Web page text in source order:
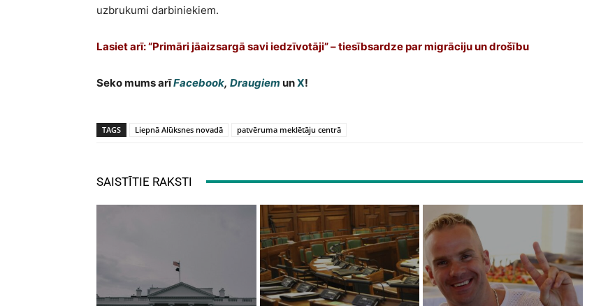
uzbrukumi darbiniekiem.
Lasiet arī: “Primāri jāaizsargā savi iedzīvotāji” – tiesībsardze par migrāciju un drošību
Seko mums arīFacebook, Draugiem unX!
TAGS Liepnā Alūksnes novadā patvēruma meklētāju centrā
SAISTĪTIE RAKSTI